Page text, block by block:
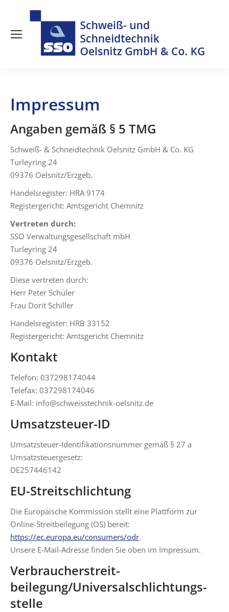
Impressum
Angaben gemäß § 5 TMG
Schweiß- & Schneidtechnik Oelsnitz GmbH & Co. KG
Turleyring 24
09376 Oelsnitz/Erzgeb.
Handelsregister: HRA 9174
Registergericht: Amtsgericht Chemnitz
Vertreten durch:
SSO Verwaltungsgesellschaft mbH
Turleyring 24
09376 Oelsnitz/Erzgeb.
Diese vertreten durch:
Herr Peter Schüler
Frau Dorit Schiller
Handelsregister: HRB 33152
Registergericht: Amtsgericht Chemnitz
Kontakt
Telefon: 037298174044
Telefax: 037298174046
E-Mail: info@schweisstechnik-oelsnitz.de
Umsatzsteuer-ID
Umsatzsteuer-Identifikationsnummer gemäß § 27 a
Umsatzsteuergesetz:
DE257446142
EU-Streitschlichtung
Die Europäische Kommission stellt eine Plattform zur
Online-Streitbeilegung (OS) bereit:
https://ec.europa.eu/consumers/odr.
Unsere E-Mail-Adresse finden Sie oben im Impressum.
Verbraucher­streit­
beilegung/Universal­schlichtungs­
stelle